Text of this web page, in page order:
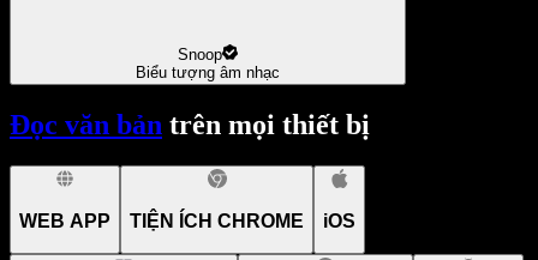
Snoop
Biểu tượng âm nhạc
Đọc văn bản trên mọi thiết bị
WEB APP TIỆN ÍCH CHROME iOS